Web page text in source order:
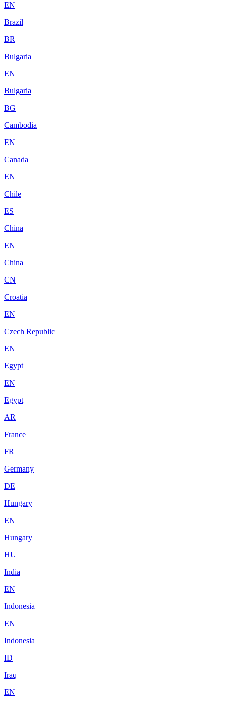
EN
Brazil
BR
Bulgaria
EN
Bulgaria
BG
Cambodia
EN
Canada
EN
Chile
ES
China
EN
China
CN
Croatia
EN
Czech Republic
EN
Egypt
EN
Egypt
AR
France
FR
Germany
DE
Hungary
EN
Hungary
HU
India
EN
Indonesia
EN
Indonesia
ID
Iraq
EN